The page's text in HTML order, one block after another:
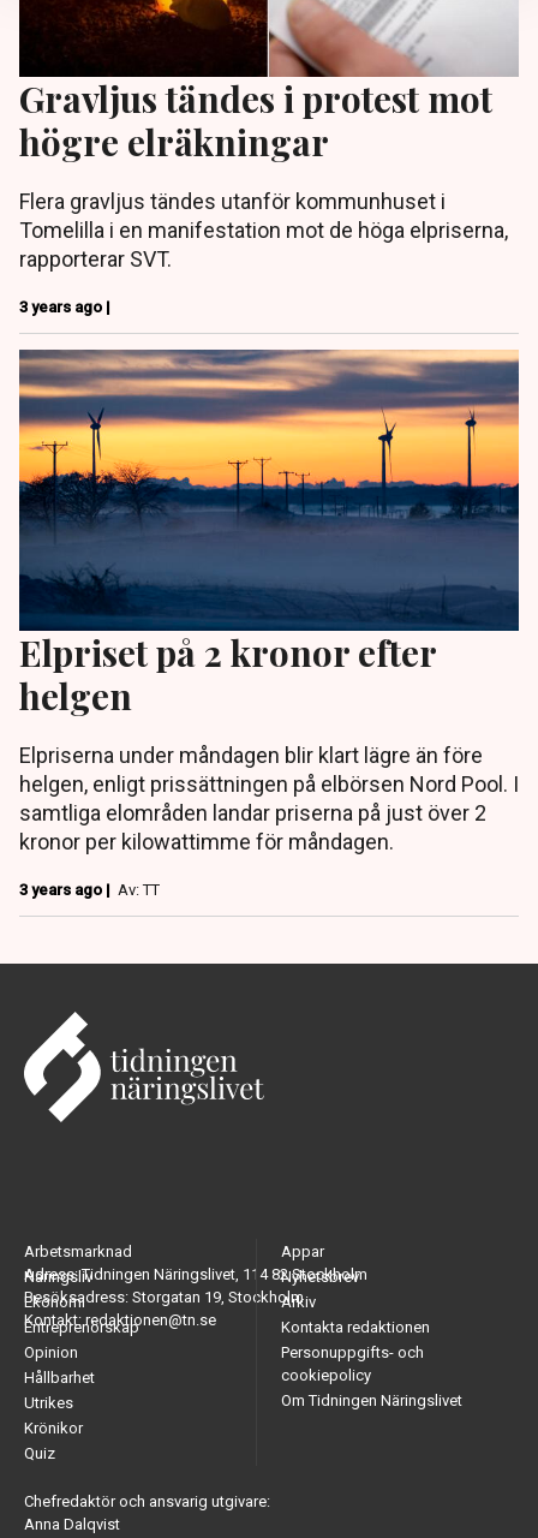
Gravljus tändes i protest mot
högre elräkningar
Flera gravljus tändes utanför kommunhuset i
Tomelilla i en manifestation mot de höga elpriserna,
rapporterar SVT.
3 years ago |
Elpriset på 2 kronor efter
helgen
Elpriserna under måndagen blir klart lägre än före
helgen, enligt prissättningen på elbörsen Nord Pool. I
samtliga elområden landar priserna på just över 2
kronor per kilowattimme för måndagen.
3 years ago | Av: TT
Adress: Tidningen Näringslivet, 114 82 Stockholm
Besöksadress: Storgatan 19, Stockholm
Kontakt: redaktionen@tn.se
Arbetsmarknad
Näringsliv
Ekonomi
Entreprenörskap
Opinion
Hållbarhet
Utrikes
Krönikor
Quiz
Appar
Nyhetsbrev
Arkiv
Kontakta redaktionen
Personuppgifts- och
cookiepolicy
Om Tidningen Näringslivet
Chefredaktör och ansvarig utgivare:
Anna Dalqvist